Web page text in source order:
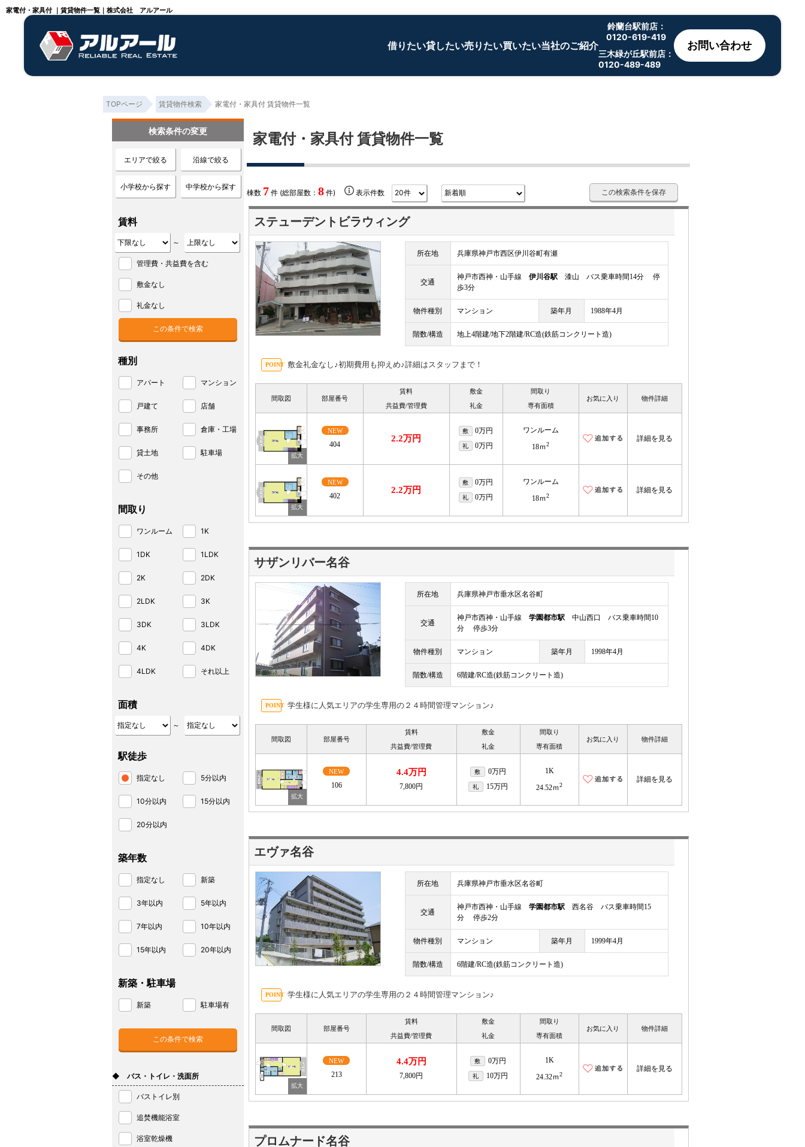
家電付・家具付 ｜賃貸物件一覧｜株式会社 アルアール
借りたい貸したい売りたい買いたい当社のご紹介
鈴蘭台駅前店：
0120-619-419
三木緑が丘駅前店：
0120-489-489
お問い合わせ
TOPページ 賃貸物件検索 家電付・家具付 賃貸物件一覧
家電付・家具付 賃貸物件一覧
棟数 7 件 (総部屋数： 8 件) 表示件数 この検索条件を保存
ステューデントビラウィング
所在地 兵庫県神戸市西区伊川谷町有瀬
交通
神戸市西神・山手線 伊川谷駅漆山 バス乗車時間14分 停
歩3分
物件種別 マンション 築年月 1988年4月
階数/構造 地上4階建/地下2階建/RC造(鉄筋コンクリート造)
敷金礼金なし♪初期費用も抑えめ♪詳細はスタッフまで！
間取図 部屋番号
賃料
共益費/管理費
敷金
礼金
間取り
専有面積
お気に入り 物件詳細
NEW
404
2.2万円
敷 0万円
礼 0万円
ワンルーム
18ｍ2
詳細を見る
NEW
402
2.2万円
敷 0万円
礼 0万円
ワンルーム
18ｍ2
詳細を見る
サザンリバー名谷
所在地 兵庫県神戸市垂水区名谷町
交通
神戸市西神・山手線 学園都市駅中山西口 バス乗車時間10
分 停歩3分
物件種別 マンション 築年月 1998年4月
階数/構造 6階建/RC造(鉄筋コンクリート造)
学生様に人気エリアの学生専用の２４時間管理マンション♪
間取図 部屋番号
賃料
共益費/管理費
敷金
礼金
間取り
専有面積
お気に入り 物件詳細
NEW
106
4.4万円
7,800円
敷 0万円
礼 15万円
1K
24.52ｍ2
詳細を見る
エヴァ名谷
所在地 兵庫県神戸市垂水区名谷町
交通
神戸市西神・山手線 学園都市駅西名谷 バス乗車時間15
分 停歩2分
物件種別 マンション 築年月 1999年4月
階数/構造 6階建/RC造(鉄筋コンクリート造)
学生様に人気エリアの学生専用の２４時間管理マンション♪
間取図 部屋番号
賃料
共益費/管理費
敷金
礼金
間取り
専有面積
お気に入り 物件詳細
NEW
213
4.4万円
7,800円
敷 0万円
礼 10万円
1K
24.32ｍ2
詳細を見る
プロムナード名谷
検索条件の変更
エリアで絞る 沿線で絞る
小学校から探す 中学校から探す
賃料
～
管理費・共益費を含む
敷金なし
礼金なし
種別
アパート マンション
戸建て 店舗
事務所 倉庫・工場
貸土地 駐車場
その他
間取り
ワンルーム 1K
1DK 1LDK
2K 2DK
2LDK 3K
3DK 3LDK
4K 4DK
4LDK それ以上
面積
～
駅徒歩
指定なし 5分以内
10分以内 15分以内
20分以内
築年数
指定なし 新築
3年以内 5年以内
7年以内 10年以内
15年以内 20年以内
新築・駐車場
新築 駐車場有
◆ バス・トイレ・洗面所
バストイレ別
追焚機能浴室
浴室乾燥機